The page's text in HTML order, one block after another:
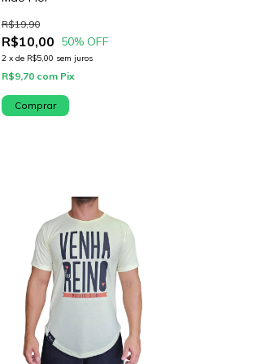
R$10,00
R$19,90
50% OFF
2 x de R$5,00 sem juros
R$9,70 com Pix
Comprar